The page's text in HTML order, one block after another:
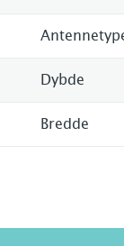
Dybde
Bredde